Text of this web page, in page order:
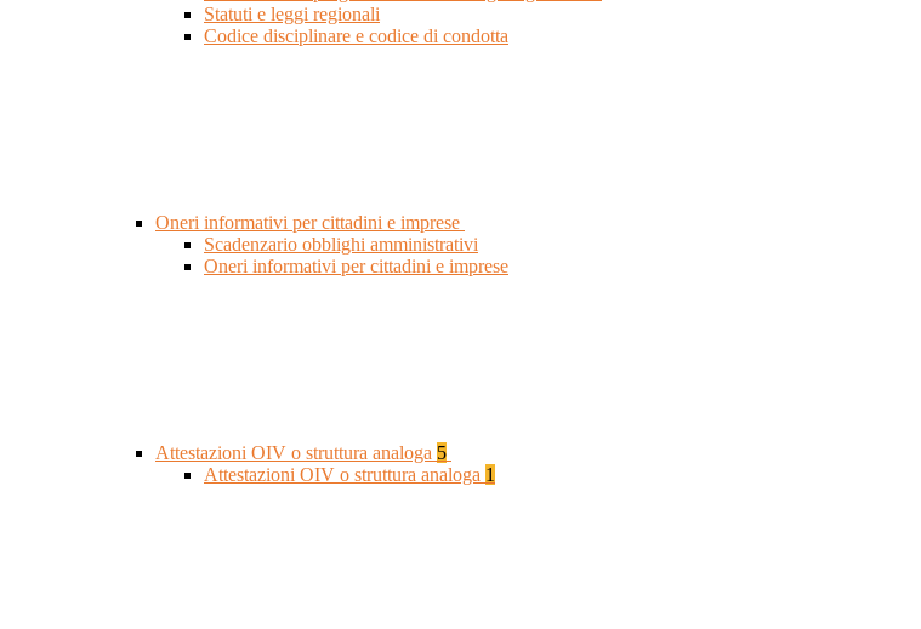
Statuti e leggi regionali
Codice disciplinare e codice di condotta
Oneri informativi per cittadini e imprese
Scadenzario obblighi amministrativi
Oneri informativi per cittadini e imprese
Attestazioni OIV o struttura analoga 5
Attestazioni OIV o struttura analoga 1